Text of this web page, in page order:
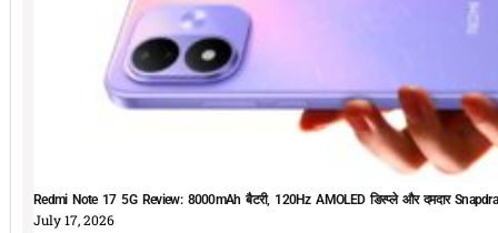
Redmi Note 17 5G Review: 8000mAh बैटरी, 120Hz AMOLED डिस्प्ले और दमदार
July 17, 2026